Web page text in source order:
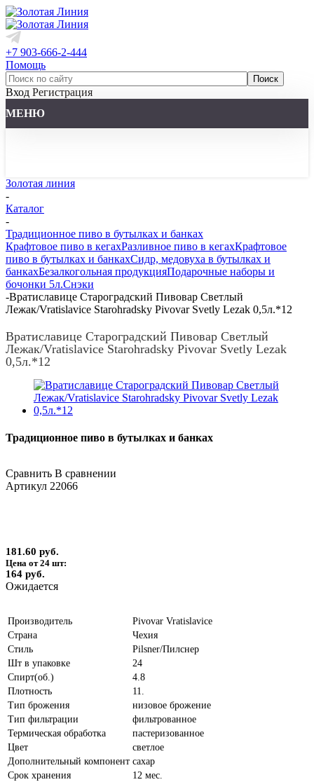
+7 903-666-2-444
Помощь
Вход Регистрация
МЕНЮ
Золотая линия
-
Каталог
-
Традиционное пиво в бутылках и банках
Крафтовое пиво в кегахРазливное пиво в кегахКрафтовое
пиво в бутылках и банкахСидр, медовуха в бутылках и
банкахБезалкогольная продукцияПодарочные наборы и
бочонки 5л.Снэки
-Вратиславице Староградский Пивовар Светлый
Лежак/Vratislavice Starohradsky Pivovar Svetly Lezak 0,5л.*12
Вратиславице Староградский Пивовар Светлый
Лежак/Vratislavice Starohradsky Pivovar Svetly Lezak
0,5л.*12
Традиционное пиво в бутылках и банках
Сравнить В сравнении
Артикул 22066
181.60 руб.
Цена от 24 шт:
164 руб.
Ожидается
Производитель
Pivovar Vratislavice
Страна
Чехия
Стиль
Pilsner/Пилснер
Шт в упаковке
24
Спирт(об.)
4.8
Плотность
11.
Тип брожения
низовое брожение
Тип фильтрации
фильтрованное
Термическая обработка
пастеризованное
Цвет
светлое
Дополнительный компонент сахар
Срок хранения
12 мес.